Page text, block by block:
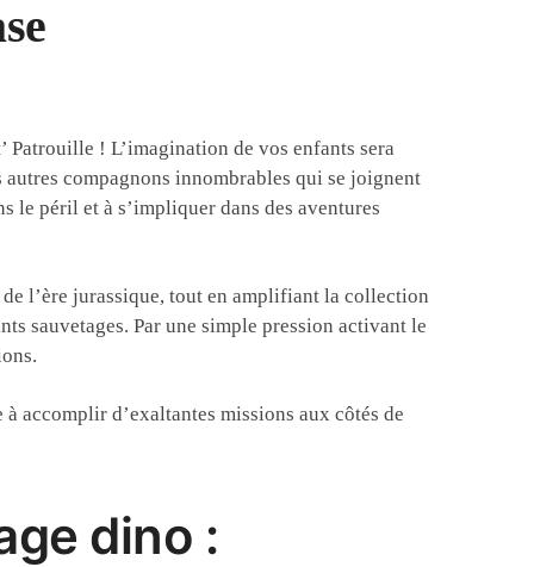
Patrouille ! L’imagination de vos enfants sera
compagnons innombrables qui se joignent
le péril et à s’impliquer dans des aventures
l’ère jurassique, tout en amplifiant la collection
sauvetages. Par une simple pression activant le
accomplir d’exaltantes missions aux côtés de
dino :